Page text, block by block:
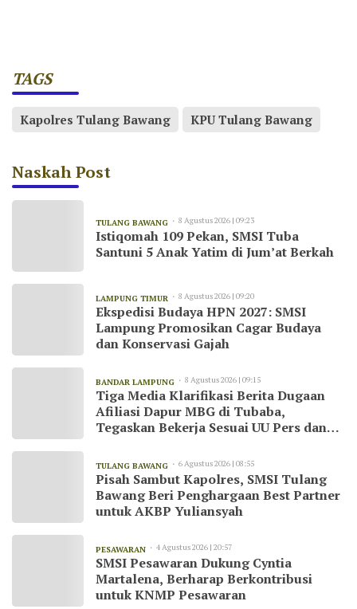
TAGS
Kapolres Tulang Bawang KPU Tulang Bawang
Naskah Post
TULANG BAWANG 8 Agustus 2026 | 09:23
Istiqomah 109 Pekan, SMSI Tuba
Santuni 5 Anak Yatim di Jum’at Berkah
LAMPUNG TIMUR 8 Agustus 2026 | 09:20
Ekspedisi Budaya HPN 2027: SMSI
Lampung Promosikan Cagar Budaya
dan Konservasi Gajah
BANDAR LAMPUNG 8 Agustus 2026 | 09:15
Tiga Media Klarifikasi Berita Dugaan
Afiliasi Dapur MBG di Tubaba,
Tegaskan Bekerja Sesuai UU Pers dan
TULANG BAWANG 6 Agustus 2026 | 08:55
Pisah Sambut Kapolres, SMSI Tulang
Bawang Beri Penghargaan Best Partner
untuk AKBP Yuliansyah
PESAWARAN 4 Agustus 2026 | 20:57
SMSI Pesawaran Dukung Cyntia
Martalena, Berharap Berkontribusi
untuk KNMP Pesawaran